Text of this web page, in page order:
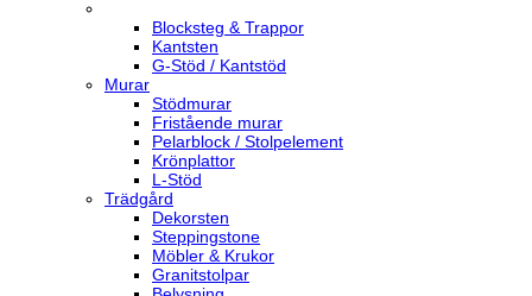
Blocksteg & Trappor
Kantsten
G-Stöd / Kantstöd
Murar
Stödmurar
Fristående murar
Pelarblock / Stolpelement
Krönplattor
L-Stöd
Trädgård
Dekorsten
Steppingstone
Möbler & Krukor
Granitstolpar